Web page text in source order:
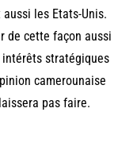
les Etats-Unis.
de cette façon aussi
stratégiques
camerounaise
pas faire.